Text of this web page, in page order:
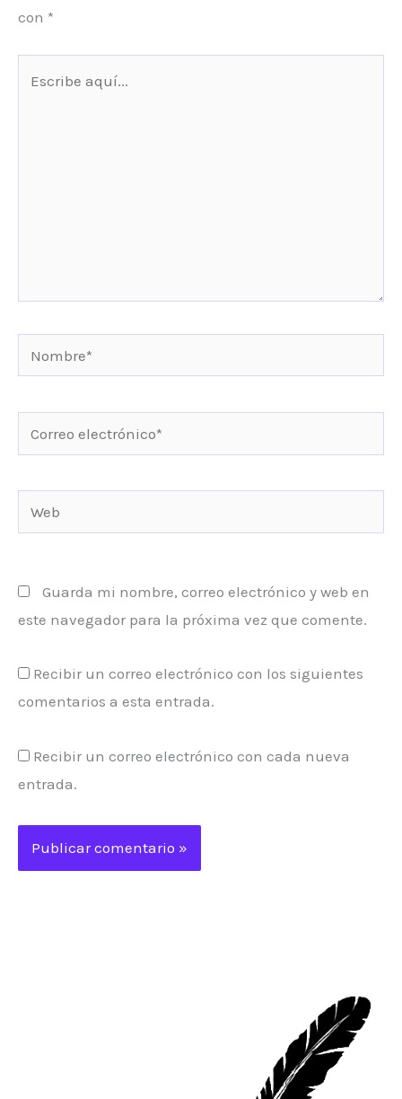
con *
electrónico*
Guarda mi nombre, correo electrónico y web en
este navegador para la próxima vez que comente.
Recibir un correo electrónico con los siguientes
comentarios a esta entrada.
Recibir un correo electrónico con cada nueva
entrada.